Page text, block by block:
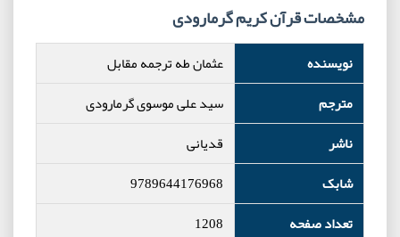
مشخصات قرآن کریم گرمارودی
نویسنده
عثمان طه ترجمه مقابل
مترجم
سید علی موسوی گرمارودی
ناشر
قدیانی
شابک
9789644176968
تعداد صفحه
1208